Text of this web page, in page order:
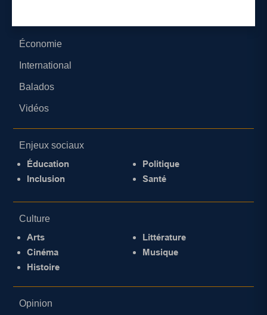
Économie
International
Balados
Vidéos
Enjeux sociaux
Éducation
Inclusion
Politique
Santé
Culture
Arts
Cinéma
Histoire
Littérature
Musique
Opinion